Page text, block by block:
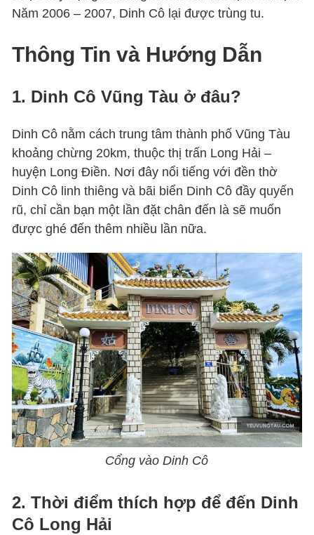
Năm 2006 – 2007, Dinh Cô lại được trùng tu.
Thông Tin và Hướng Dẫn
1. Dinh Cô Vũng Tàu ở đâu?
Dinh Cô nằm cách trung tâm thành phố Vũng Tàu
khoảng chừng 20km, thuộc thị trấn Long Hải –
huyện Long Điền. Nơi đây nổi tiếng với đền thờ
Dinh Cô linh thiêng và bãi biển Dinh Cô đầy quyến
rũ, chỉ cần bạn một lần đặt chân đến là sẽ muốn
được ghé đến thêm nhiều lần nữa.
Cổng vào Dinh Cô
2. Thời điểm thích hợp để đến Dinh
Cô Long Hải